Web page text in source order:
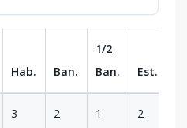
Hab. Ban.
1/2
Ban.
Est.
3 2 1 2